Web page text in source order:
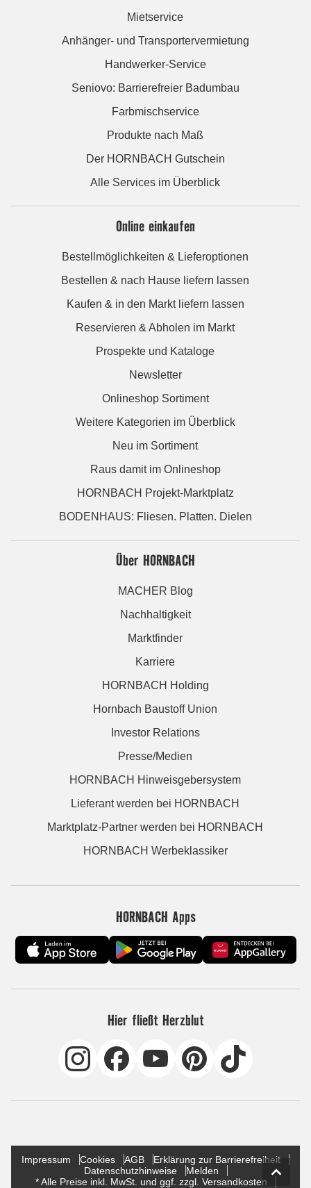
Mietservice
Anhänger- und Transportervermietung
Handwerker-Service
Seniovo: Barrierefreier Badumbau
Farbmischservice
Produkte nach Maß
Der HORNBACH Gutschein
Alle Services im Überblick
Online einkaufen
Bestellmöglichkeiten & Lieferoptionen
Bestellen & nach Hause liefern lassen
Kaufen & in den Markt liefern lassen
Reservieren & Abholen im Markt
Prospekte und Kataloge
Newsletter
Onlineshop Sortiment
Weitere Kategorien im Überblick
Neu im Sortiment
Raus damit im Onlineshop
HORNBACH Projekt-Marktplatz
BODENHAUS: Fliesen. Platten. Dielen
Über HORNBACH
MACHER Blog
Nachhaltigkeit
Marktfinder
Karriere
HORNBACH Holding
Hornbach Baustoff Union
Investor Relations
Presse/Medien
HORNBACH Hinweisgebersystem
Lieferant werden bei HORNBACH
Marktplatz-Partner werden bei HORNBACH
HORNBACH Werbeklassiker
HORNBACH Apps
Hier fließt Herzblut
Impressum Cookies AGB
Erklärung zur Barrierefreiheit
Datenschutzhinweise
Melden
* Alle Preise inkl. MwSt. und ggf. zzgl. Versandkosten